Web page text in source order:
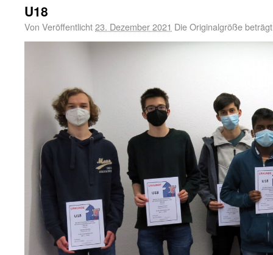
U18
Von Veröffentlicht23. Dezember 2021 Die Originalgröße